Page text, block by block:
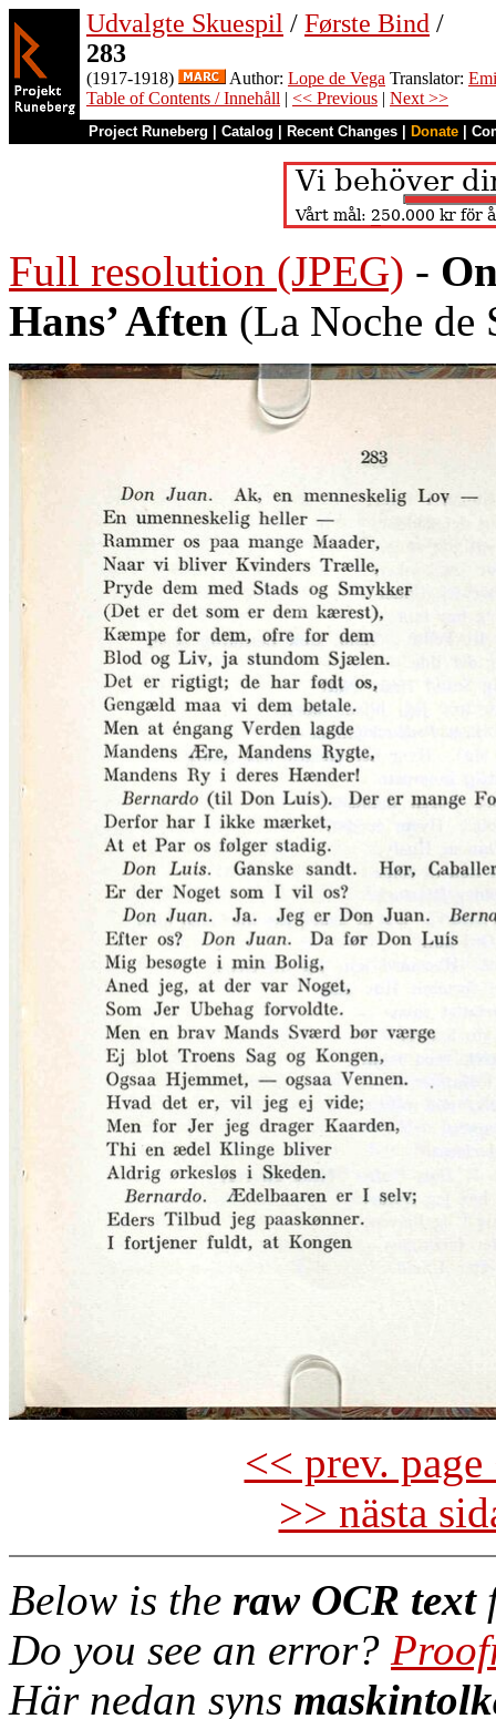
Udvalgte Skuespil / Første Bind /
283
(1917-1918) Author: Lope de Vega Translator:
Table of Contents / Innehåll | << Previous | Next >>
Project Runeberg Catalog Recent Changes Donate
Full resolution (JPEG) -
Hans’ Aften (La Noche de
<< prev.
>> nästa
Below is the raw OCR text
Do you see an error?
Här nedan syns